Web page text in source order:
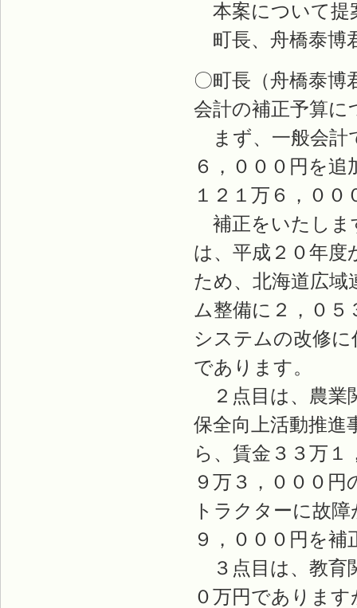
本案について提
町長、舟橋泰博
〇町長（舟橋泰
会計の補正予算
まず、一般会計
６，０００円を
１２１万６，０
補正をいたしま
は、平成２０年度
ため、北海道広域
ム整備に２，０５
システムの改修に
であります。
２点目は、農業
保全向上活動推進
ら、賃金３３万１
９万３，０００
トラクターに故
９，０００円を
３点目は、教育
０万円でありま